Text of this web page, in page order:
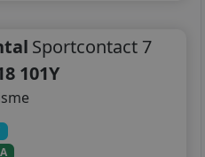
Sportcontact 7
101Y
A